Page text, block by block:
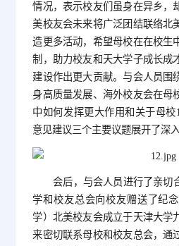
情况，表示校友们虽身在异乡，
美校友会未来将广泛团结联络北
造更多活动，希望母校在在校生
制，助力校友和天大学子成长成
建设作出更大贡献。与会人员围
身高质量发展、海外校友会在母
中如何发挥更大作用和关于母
意见建议三个主要议题展开了深入
会后，与会人员进行了亲切
学和校友总会向校友赠送了纪
学）北美校友会成立于天津大学
来密切联系母校和校友总会，通